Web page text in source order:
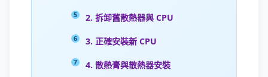
2. 拆卸舊散熱器與 CPU
3. 正確安裝新 CPU
4. 散熱膏與散熱器安裝